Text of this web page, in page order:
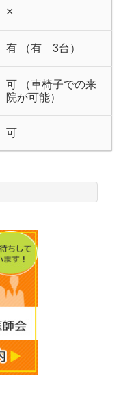
×
有 （有 3台）
可 （車椅子での来
院が可能）
可